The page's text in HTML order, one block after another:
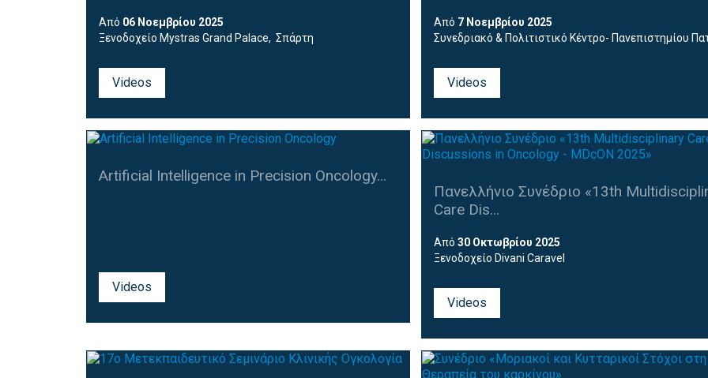
Από 06 Νοεμβρίου 2025
Ξενοδοχείο Mystras Grand Palace, Σπάρτη
Videos
Από 7 Νοεμβρίου 2025
Συνεδριακό & Πολιτιστικό Κέντρο- Πανεπιστημίου
Videos
Artificial Intelligence in Precision Oncology...
Videos
Πανελλήνιο Συνέδριο «13th
Care Dis...
Από30 Οκτωβρίου 2025
Ξενοδοχείο Divani Caravel
Videos